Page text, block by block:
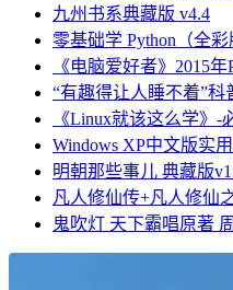
九州书系典藏版 v4.4
零基础学 Python（全
《电脑爱好者》2015
“有趣得让人睡不着”
《Linux就该这么学》
Windows XP中文版实
明朝那些事儿 典藏版
凡人修仙传+凡人修仙
鬼吹灯 天下霸唱原著